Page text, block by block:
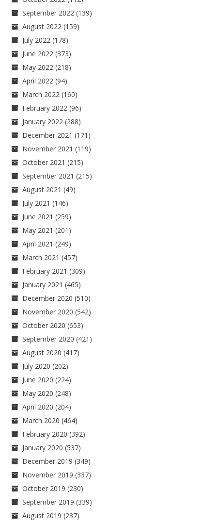
September 2022 (139)
August 2022 (159)
July 2022 (178)
June 2022 (373)
May 2022 (218)
April 2022 (94)
March 2022 (160)
February 2022 (96)
January 2022 (288)
December 2021 (171)
November 2021 (119)
October 2021 (215)
September 2021 (215)
August 2021 (49)
July 2021 (146)
June 2021 (259)
May 2021 (201)
April 2021 (249)
March 2021 (457)
February 2021 (309)
January 2021 (465)
December 2020 (510)
November 2020 (542)
October 2020 (653)
September 2020 (421)
August 2020 (417)
July 2020 (202)
June 2020 (224)
May 2020 (248)
April 2020 (204)
March 2020 (464)
February 2020 (392)
January 2020 (537)
December 2019 (349)
November 2019 (337)
October 2019 (230)
September 2019 (339)
August 2019 (237)